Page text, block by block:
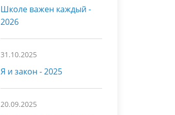
Школе важен каждый -
2026
31.10.2025
Я и закон - 2025
20.09.2025